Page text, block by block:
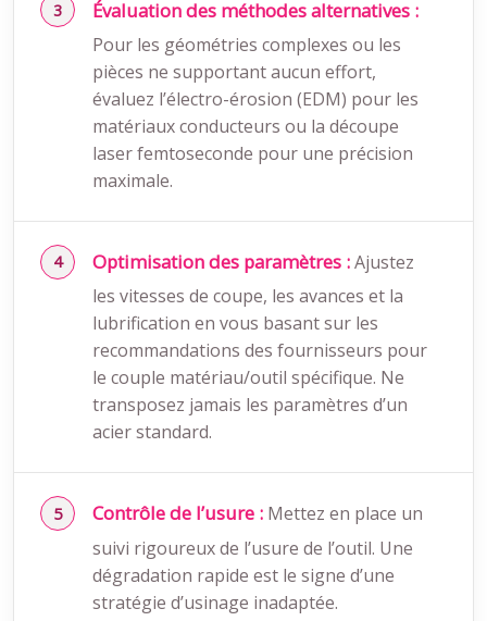
Évaluation des méthodes alternatives :
Pour les géométries complexes ou les
pièces ne supportant aucun effort,
évaluez l’électro-érosion (EDM) pour les
matériaux conducteurs ou la découpe
laser femtoseconde pour une précision
maximale.
Optimisation des paramètres :Ajustez
les vitesses de coupe, les avances et la
lubrification en vous basant sur les
recommandations des fournisseurs pour
le couple matériau/outil spécifique. Ne
transposez jamais les paramètres d’un
acier standard.
Contrôle de l’usure : Mettez en place un
suivi rigoureux de l’usure de l’outil. Une
dégradation rapide est le signe d’une
stratégie d’usinage inadaptée.